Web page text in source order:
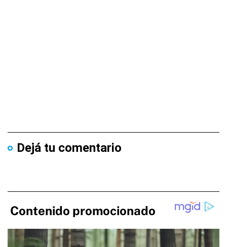
Dejá tu comentario